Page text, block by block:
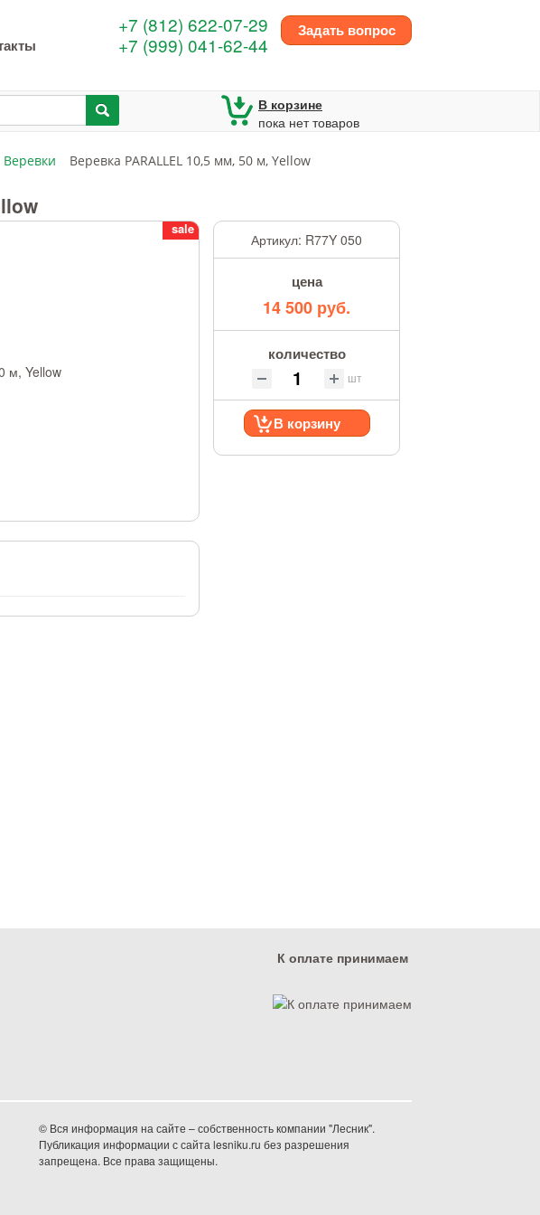
Задать вопрос
+7 (812) 622-07-29
+7 (999) 041-62-44
В корзине
пока нет товаров
Веревки Веревка PARALLEL 10,5 мм, 50 м, Yellow
sale
Артикул: R77Y 050
цена
14 500 руб.
количество
шт
В корзину
К оплате принимаем
© Вся информация на сайте – собственность компании "Лесник".
Публикация информации с сайта lesniku.ru без разрешения
запрещена. Все права защищены.